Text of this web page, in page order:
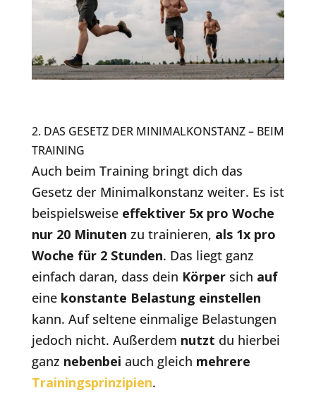
2. DAS GESETZ DER MINIMALKONSTANZ – BEIM
TRAINING
Auch beim Training bringt dich das
Gesetz der Minimalkonstanz weiter. Es ist
beispielsweise effektiver 5x pro Woche
nur 20 Minuten zu trainieren, als 1x pro
Woche für 2 Stunden. Das liegt ganz
einfach daran, dass dein Körpersich auf
eine konstante Belastung einstellen
kann. Auf seltene einmalige Belastungen
jedoch nicht. Außerdem nutzt du hierbei
ganz nebenbei auch gleich mehrere
Trainingsprinzipien.